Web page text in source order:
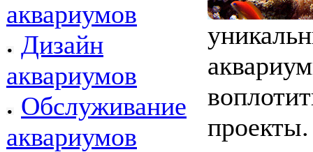
аквариумов
Дизайн
аквариумов
Обслуживание
аквариумов
проекты.